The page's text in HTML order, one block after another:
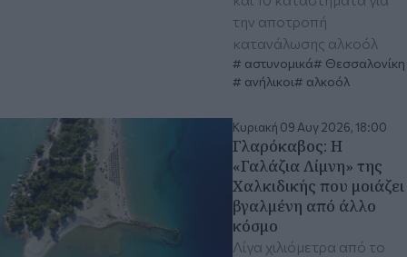
την αποτροπή
κατανάλωσης αλκοόλ
αστυνομικά
Θεσσαλονίκη
ανήλικοι
αλκοόλ
Κυριακή 09 Αυγ 2026, 18:00
Γλαρόκαβος: Η
«Γαλάζια Λίμνη» της
Χαλκιδικής που μοιάζει
βγαλμένη από άλλο
κόσμο
Λίγα χιλιόμετρα από το